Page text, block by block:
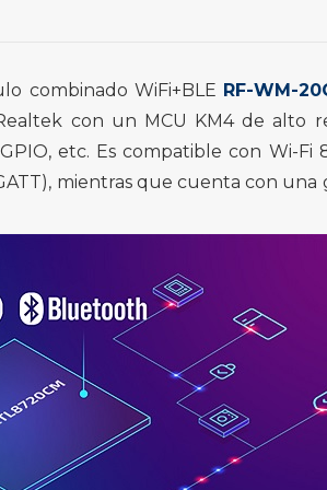
combinado WiFi+BLE RF-WM-
con un MCU KM4 de alto
etc. Es compatible con Wi-Fi
GATT), mientras que cuenta con